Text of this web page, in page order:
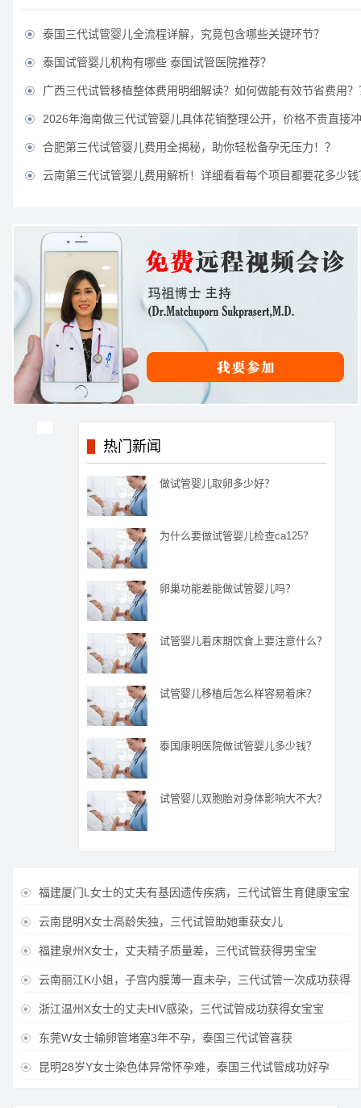
 泰国三代试管婴儿全流程详解，究竟包含哪些关键环节？
 泰国试管婴儿机构有哪些 泰国试管医院推荐？
 广西三代试管移植整体费用明细解读？如何做能有效节省费用？
 2026年海南做三代试管婴儿具体花销整理公开，价格不贵直接
 合肥第三代试管婴儿费用全揭秘，助你轻松备孕无压力！？
 云南第三代试管婴儿费用解析！详细看看每个项目都要花多少钱
热门新闻
做试管婴儿取卵多少好？
为什么要做试管婴儿检查ca125？
卵巢功能差能做试管婴儿吗？
试管婴儿着床期饮食上要注意什么？
试管婴儿移植后怎么样容易着床？
泰国康明医院做试管婴儿多少钱？
试管婴儿双胞胎对身体影响大不大？
 福建厦门L女士的丈夫有基因遗传疾病，三代试管生育健康宝宝
 云南昆明X女士高龄失独，三代试管助她重获女儿
 福建泉州X女士，丈夫精子质量差，三代试管获得男宝宝
 云南丽江K小姐，子宫内膜薄一直未孕，三代试管一次成功获得
 浙江温州X女士的丈夫HIV感染，三代试管成功获得女宝宝
 东莞W女士输卵管堵塞3年不孕，泰国三代试管喜获
 昆明28岁Y女士染色体异常怀孕难，泰国三代试管成功好孕